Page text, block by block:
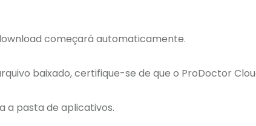
começará automaticamente.
baixado, certifique-se de que o ProDoctor
a pasta de aplicativos.